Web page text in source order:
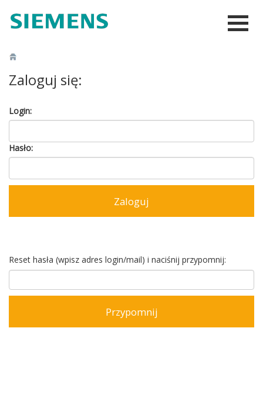
Zaloguj się:
Login:
Hasło:
Reset hasła (wpisz adres login/mail) i naciśnij przypomnij: